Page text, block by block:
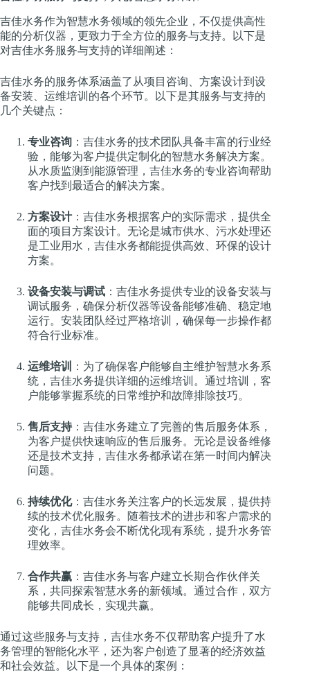
吉佳水务作为智慧水务领域的领先企业，不仅提供高性
能的分析仪器，更致力于全方位的服务与支持。以下是
对吉佳水务服务与支持的详细阐述：
吉佳水务的服务体系涵盖了从项目咨询、方案设计到设
备安装、运维培训的各个环节。以下是其服务与支持的
几个关键点：
专业咨询 ：吉佳水务的技术团队具备丰富的行业经
验，能够为客户提供定制化的智慧水务解决方案。
从水质监测到能源管理，吉佳水务的专业咨询帮助
客户找到最适合的解决方案。
方案设计：吉佳水务根据客户的实际需求，提供全
面的项目方案设计。无论是城市供水、污水处理还
是工业用水，吉佳水务都能提供高效、环保的设计
方案。
设备安装与调试 ：吉佳水务提供专业的设备安装与
调试服务，确保分析仪器等设备能够准确、稳定地
运行。安装团队经过严格培训，确保每一步操作都
符合行业标准。
运维培训
：为了确保客户能够自主维护智慧水务系
统，吉佳水务提供详细的运维培训。通过培训，客
户能够掌握系统的日常维护和故障排除技巧。
售后支持：吉佳水务建立了完善的售后服务体系，
为客户提供快速响应的售后服务。无论是设备维修
还是技术支持，吉佳水务都承诺在第一时间内解决
问题。
持续优化：吉佳水务关注客户的长远发展，提供持
续的技术优化服务。随着技术的进步和客户需求的
变化，吉佳水务会不断优化现有系统，提升水务管
理效率。
合作共赢 ：吉佳水务与客户建立长期合作伙伴关
系，共同探索智慧水务的新领域。通过合作，双方
能够共同成长，实现共赢。
通过这些服务与支持，吉佳水务不仅帮助客户提升了水
务管理的智能化水平，还为客户创造了显著的经济效益
和社会效益。以下是一个具体的案例：